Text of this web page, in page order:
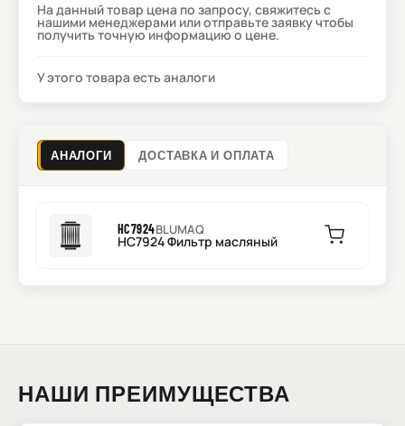
На данный товар цена по запросу, свяжитесь с
нашими менеджерами или отправьте заявку чтобы
получить точную информацию о цене.
У этого товара есть аналоги
АНАЛОГИ ДОСТАВКА И ОПЛАТА
HC7924BLUMAQ
HC7924 Фильтр масляный
НАШИ ПРЕИМУЩЕСТВА